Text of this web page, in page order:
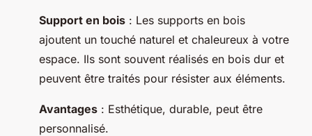
Support en bois : Les supports en bois
ajoutent un touché naturel et chaleureux à votre
espace. Ils sont souvent réalisés en bois dur et
peuvent être traités pour résister aux éléments.
Avantages : Esthétique, durable, peut être
personnalisé.